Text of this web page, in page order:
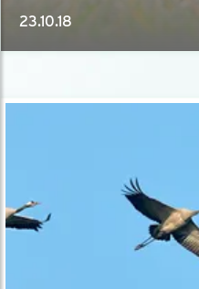
23.10.18